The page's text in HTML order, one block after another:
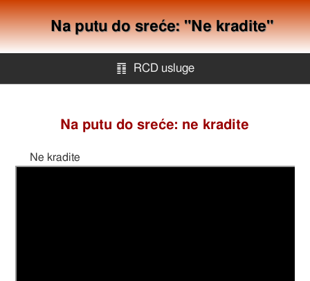
Na putu do sreće: "Ne kradite"
䷖ RCD usluge
Na putu do sreće: ne kradite
Ne kradite